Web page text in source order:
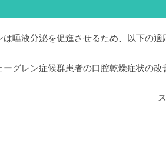
は唾液分泌を促進させるため、以下の適
ーグレン症候群患者の口腔乾燥症状の改